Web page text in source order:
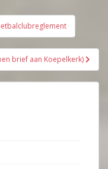
brief aan Koepelkerk)